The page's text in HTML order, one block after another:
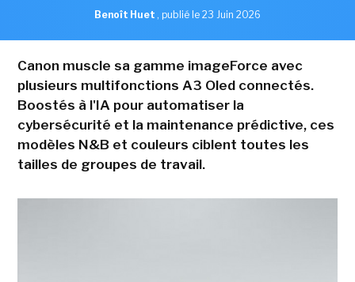
Benoît Huet , publié le 23 Juin 2026
Canon muscle sa gamme imageForce avec
plusieurs multifonctions A3 Oled connectés.
Boostés à l'IA pour automatiser la
cybersécurité et la maintenance prédictive, ces
modèles N&B et couleurs ciblent toutes les
tailles de groupes de travail.